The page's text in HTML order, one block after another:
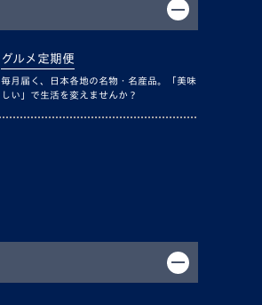
グルメ定期便
毎月届く、日本各地の名物・名産品。「美味
しい」で生活を変えませんか？